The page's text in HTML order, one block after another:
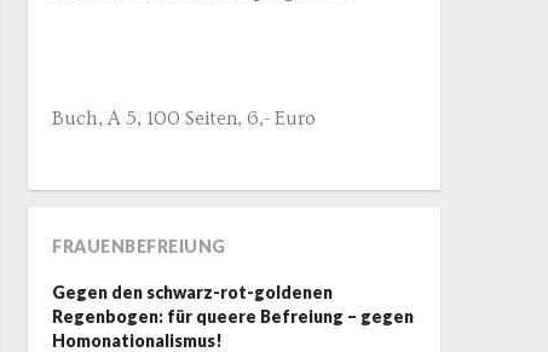
Buch, A 5, 100 Seiten, 6,- Euro
FRAUENBEFREIUNG
Gegen den schwarz-rot-goldenen
Regenbogen: für queere Befreiung – gegen
Homonationalismus!